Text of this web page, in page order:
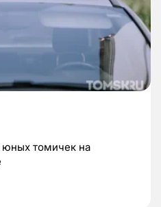
юных томичек на